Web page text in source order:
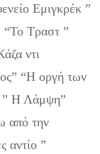
Εμιγκρέκ ”
“Το Τραστ ”
ντι
“Η οργή των
” Η Λάμψη”
από την
αντίο ”